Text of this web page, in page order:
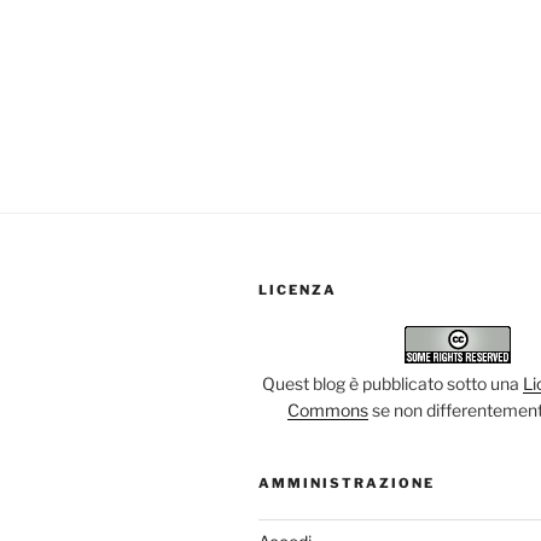
LICENZA
Quest blog è pubblicato sotto una
Commonsse non
AMMINISTRAZIONE